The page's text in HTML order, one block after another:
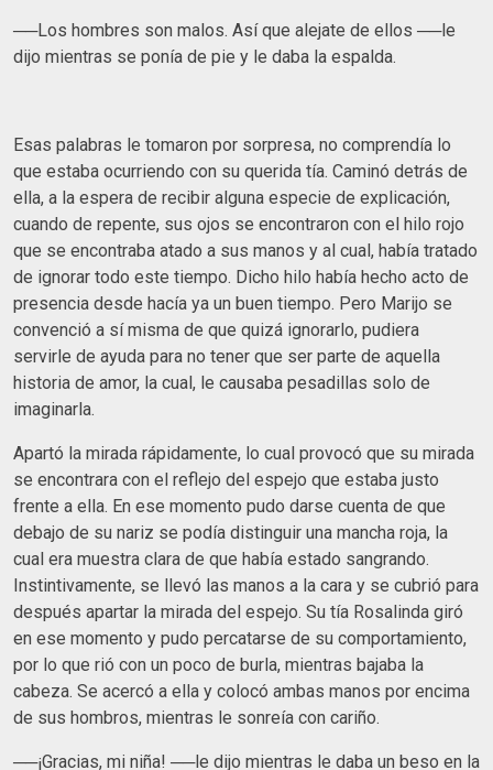
──Los hombres son malos. Así que alejate de ellos ──le
dijo mientras se ponía de pie y le daba la espalda.
Esas palabras le tomaron por sorpresa, no comprendía lo
que estaba ocurriendo con su querida tía. Caminó detrás de
ella, a la espera de recibir alguna especie de explicación,
cuando de repente, sus ojos se encontraron con el hilo rojo
que se encontraba atado a sus manos y al cual, había tratado
de ignorar todo este tiempo. Dicho hilo había hecho acto de
presencia desde hacía ya un buen tiempo. Pero Marijo se
convenció a sí misma de que quizá ignorarlo, pudiera
servirle de ayuda para no tener que ser parte de aquella
historia de amor, la cual, le causaba pesadillas solo de
imaginarla.
Apartó la mirada rápidamente, lo cual provocó que su mirada
se encontrara con el reflejo del espejo que estaba justo
frente a ella. En ese momento pudo darse cuenta de que
debajo de su nariz se podía distinguir una mancha roja, la
cual era muestra clara de que había estado sangrando.
Instintivamente, se llevó las manos a la cara y se cubrió para
después apartar la mirada del espejo. Su tía Rosalinda giró
en ese momento y pudo percatarse de su comportamiento,
por lo que rió con un poco de burla, mientras bajaba la
cabeza. Se acercó a ella y colocó ambas manos por encima
de sus hombros, mientras le sonreía con cariño.
──¡Gracias, mi niña! ──le dijo mientras le daba un beso en la